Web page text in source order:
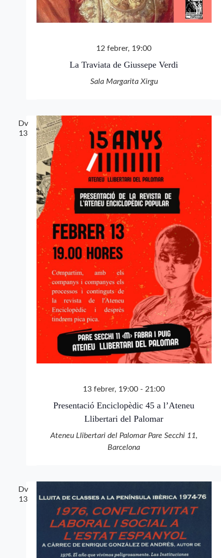
12 febrer, 19:00
La Traviata de Giussepe Verdi
Sala Margarita Xirgu
Dv
13
13 febrer, 19:00 - 21:00
Presentació Enciclopèdic 45 a l’Ateneu
Llibertari del Palomar
Ateneu Llibertari del Palomar Pare Secchi 11,
Barcelona
Dv
13